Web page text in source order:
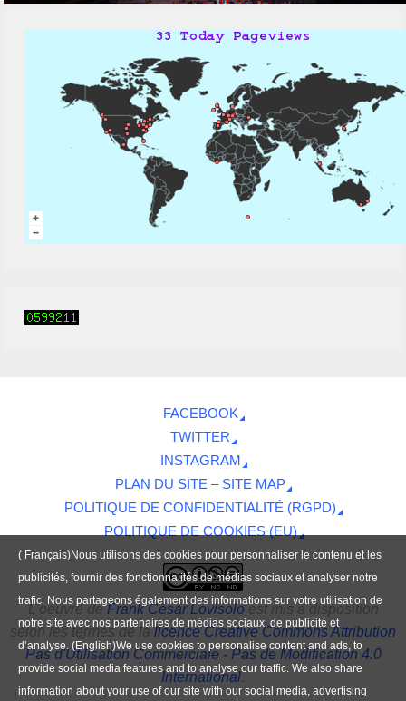
FACEBOOK
TWITTER
INSTAGRAM
PLAN DU SITE – SITE MAP
POLITIQUE DE CONFIDENTIALITÉ (RGPD)
POLITIQUE DE COOKIES (EU)
L'oeuvredeFrank César Lovisoloest mis à disposition
selon les termes de lalicence Creative Commons Attribution
Pas d'Utilisation Commerciale - Pas de Modification 4.0
International.
( Français)Nous utilisons des cookies pour personnaliser le contenu et les
publicités, fournir des fonctionnalités de médias sociaux et analyser notre
trafic. Nous partageons également des informations sur votre utilisation de
notre site avec nos partenaires de médias sociaux, de publicité et
d’analyse. (English)We use cookies to personalise content and ads, to
provide social media features and to analyse our traffic. We also share
information about your use of our site with our social media, advertising